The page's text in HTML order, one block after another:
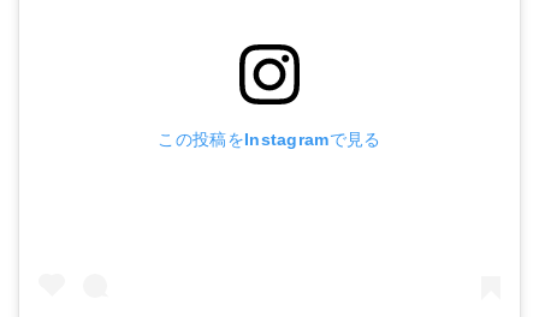
この投稿をInstagramで見る